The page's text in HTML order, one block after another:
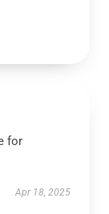
for
Apr 18, 2025